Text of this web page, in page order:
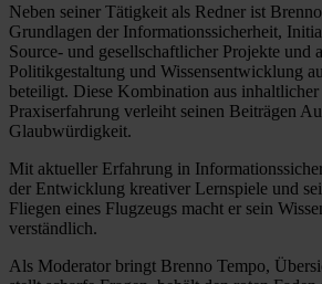
Neben seiner Tätigkeit als Redner ist
Grundlagen der Informationssicherheit,
Source- und gesellschaftlicher Projekte und
Politikgestaltung und Wissensentwicklung
beteiligt. Diese Kombination aus inhaltlicher
Praxiserfahrung verleiht seinen Beiträgen
Glaubwürdigkeit.
Mit aktueller Erfahrung in
der Entwicklung kreativer Lernspiele und
Fliegen eines Flugzeugs macht er sein
verständlich.
Als Moderator bringt Brenno Tempo,